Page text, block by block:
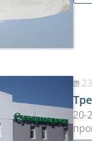
20-